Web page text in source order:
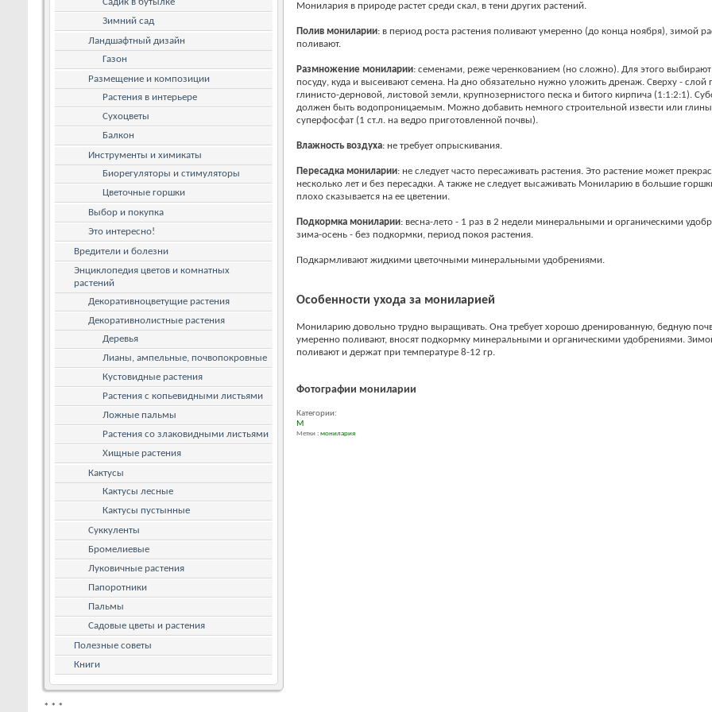
Монилария в природе растет среди скал, в тени других растений.
Поливмониларии: в период роста растения поливают умеренно (до конца ноября), зимой
поливают.
Размножениемониларии: семенами, реже черенкованием (но сложно). Для этого
посуду, куда и высеивают семена. На дно обязательно нужно уложить дренаж. Сверху - слой
глинисто-дерновой, листовой земли, крупнозернистого песка и битого кирпича (1:1:2:1).
должен быть водопроницаемым. Можно добавить немного строительной извести или
суперфосфат (1 ст.л. на ведро приготовленной почвы).
Влажность воздуха: не требует опрыскивания.
Пересадкамониларии: не следует часто пересаживать растения. Это растение может
несколько лет и без пересадки. А также не следует высаживать Мониларию в большие
плохо сказывается на ее цветении.
Подкормкамониларии: весна-лето - 1 раз в 2 недели минеральными и органическими
зима-осень - без подкормки, период покоя растения.
Подкармливают жидкими цветочными минеральными удобрениями.
Особенности ухода за мониларией
Мониларию довольно трудно выращивать. Она требует хорошо дренированную, бедную
умеренно поливают, вносят подкормку минеральными и органическими удобрениями.
поливают и держат при температуре 8-12 гр.
Фотографии мониларии
Категории:
М
Метки : монилария
Зимний сад
Ландшафтный дизайн
Газон
Размещение и композиции
Растения в интерьере
Сухоцветы
Балкон
Инструменты и химикаты
Биорегуляторы и стимуляторы
Цветочные горшки
Выбор и покупка
Это интересно!
Вредители и болезни
Энциклопедия цветов и комнатных
растений
Декоративноцветущие растения
Декоративнолистные растения
Деревья
Лианы, ампельные, почвопокровные
Кустовидные растения
Растения с копьевидными листьями
Ложные пальмы
Растения со злаковидными листьями
Хищные растения
Кактусы
Кактусы лесные
Кактусы пустынные
Суккуленты
Бромелиевые
Луковичные растения
Папоротники
Пальмы
Садовые цветы и растения
Полезные советы
Книги
* * *